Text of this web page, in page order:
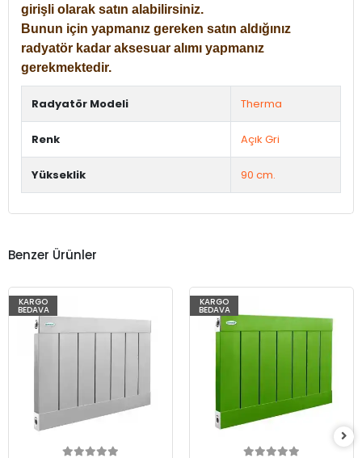
girişli olarak satın alabilirsiniz.
Bunun için yapmanız gereken satın aldığınız
radyatör kadar aksesuar alımı yapmanız
gerekmektedir.
Radyatör Modeli Therma
Renk Açık Gri
Yükseklik 90 cm.
Benzer Ürünler
KARGO
BEDAVA
KARGO
BEDAVA